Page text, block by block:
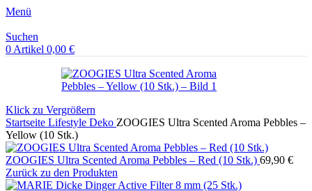
Menü
Suchen
0 Artikel 0,00 €
Klick zu Vergrößern
Startseite Lifestyle Deko ZOOGIES Ultra Scented Aroma Pebbles –
Yellow (10 Stk.)
ZOOGIES Ultra Scented Aroma Pebbles – Red (10 Stk.) 69,90 €
Zurück zu den Produkten